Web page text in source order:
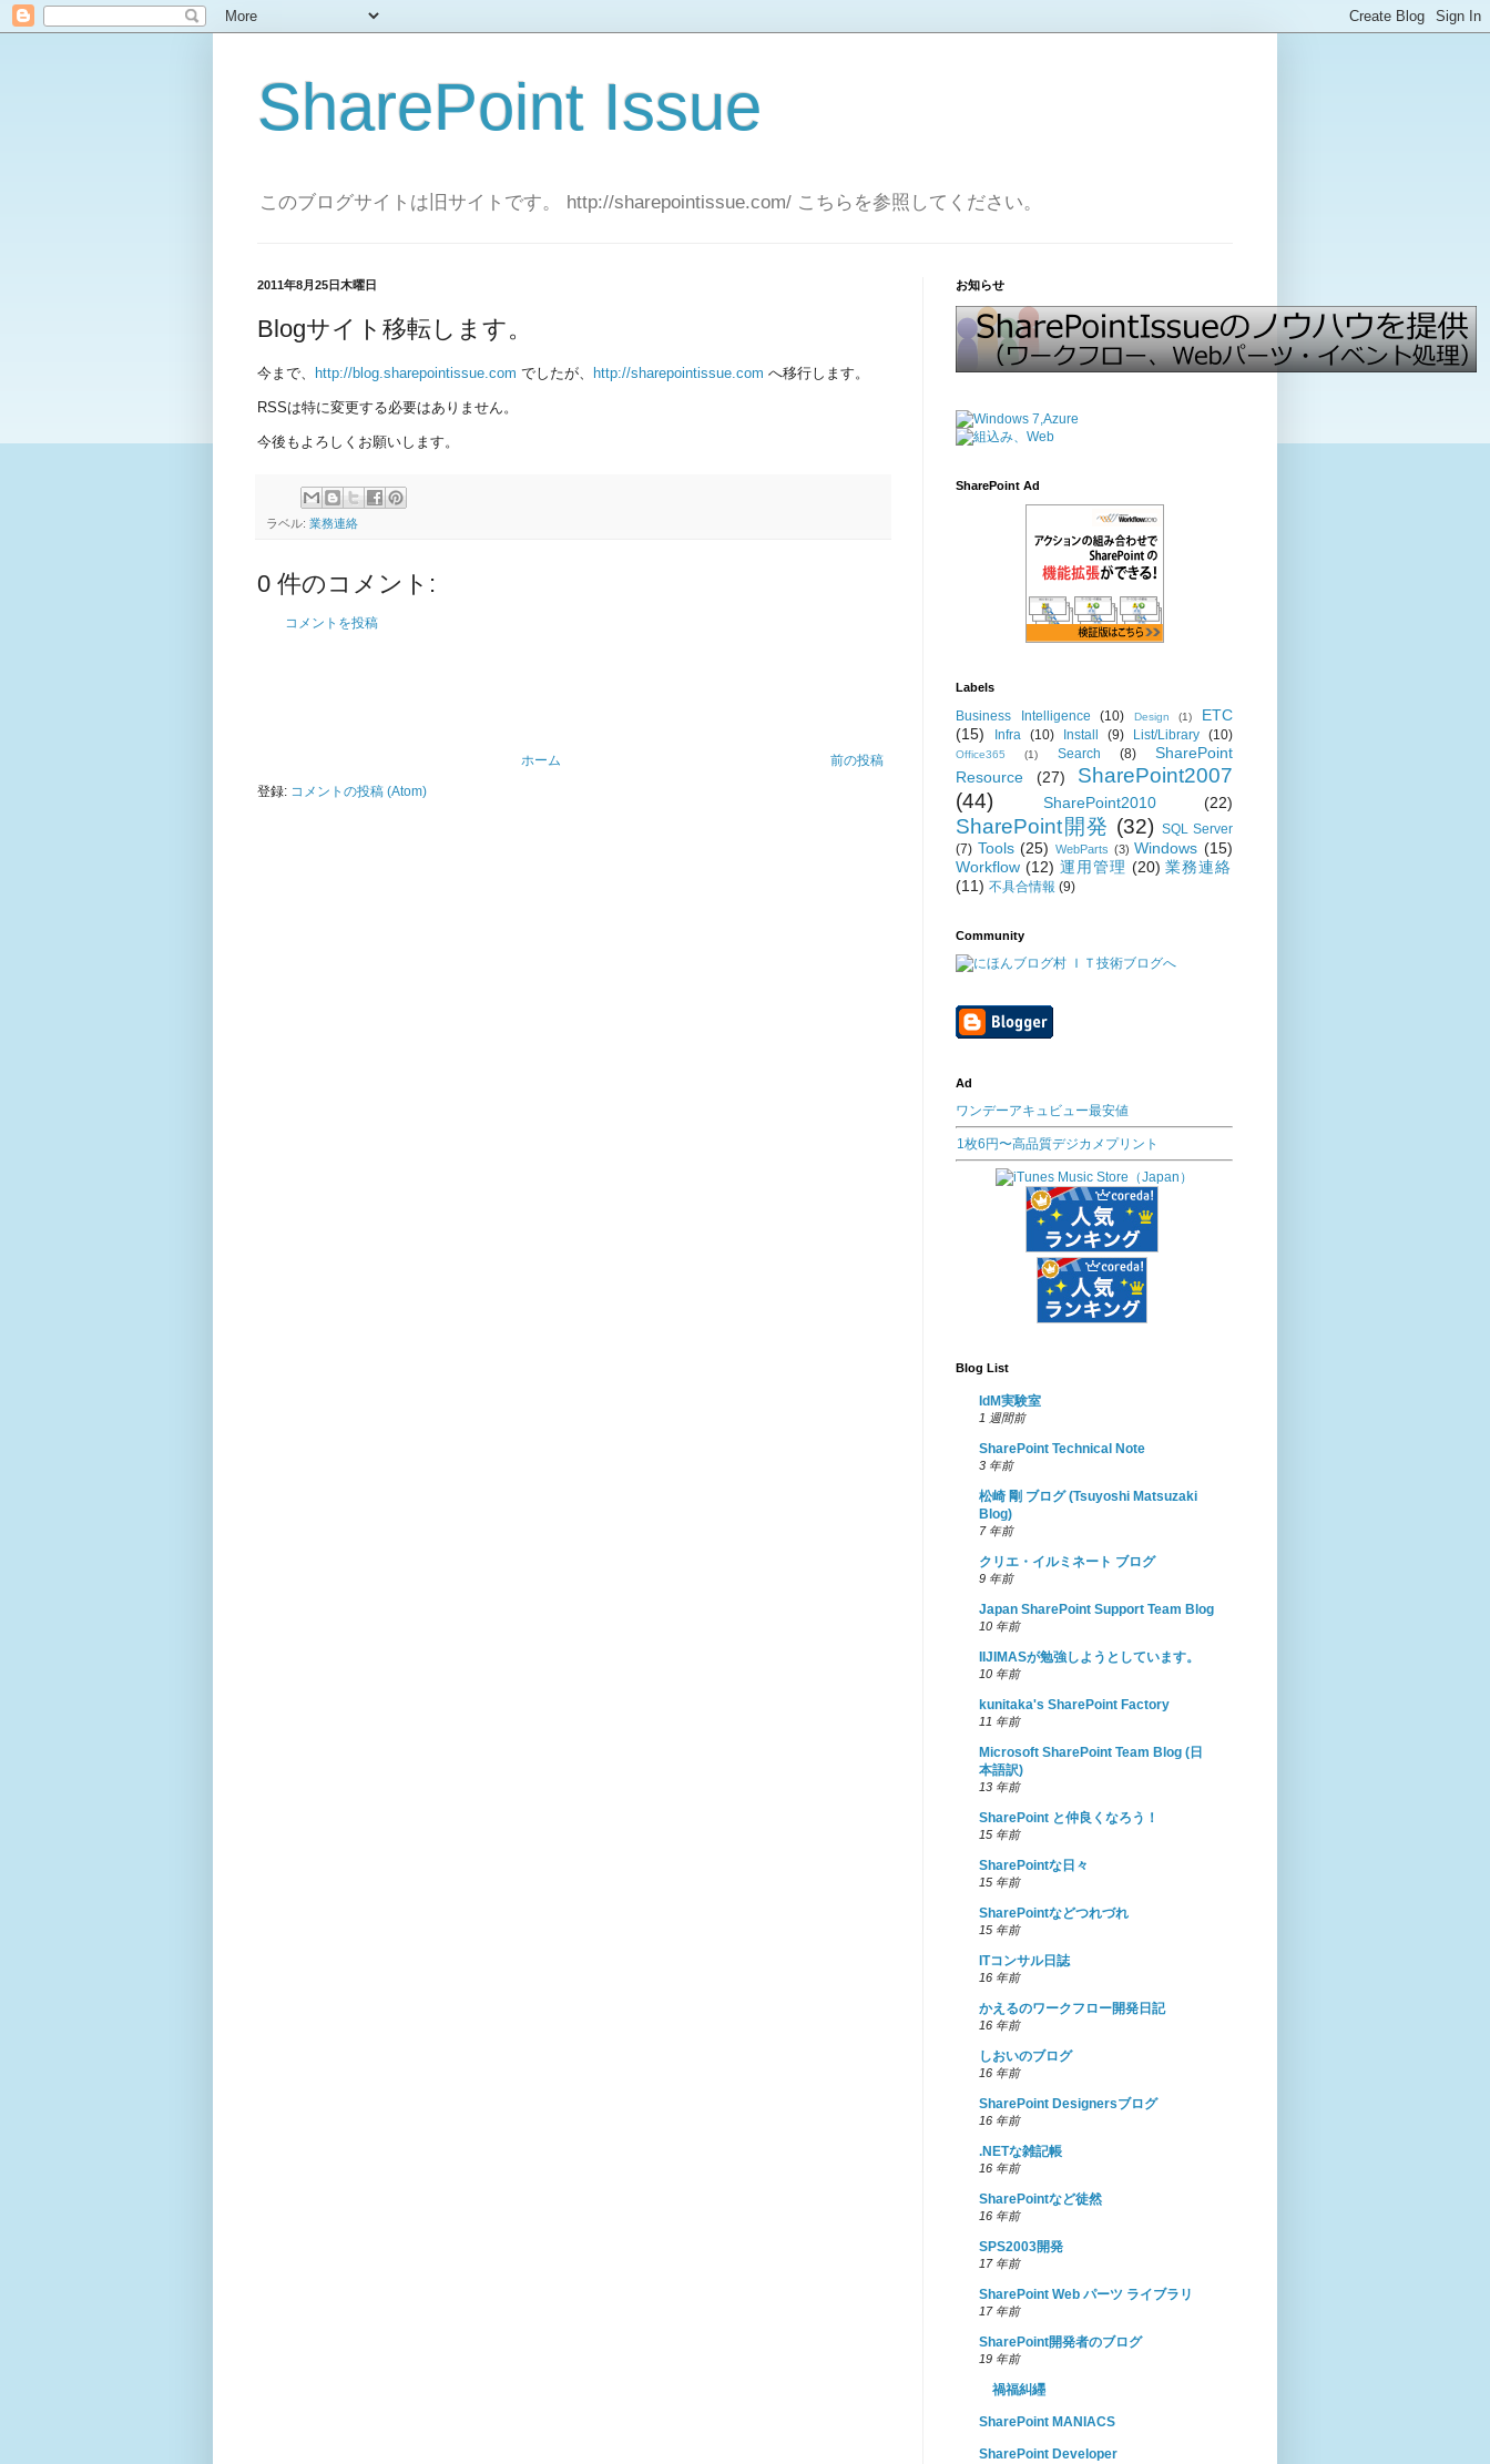
SharePoint Issue
このブログサイトは旧サイトです。 http://sharepointissue.com/ こちらを参照してください。
2011年8月25日木曜日
Blogサイト移転します。
今まで、 http://blog.sharepointissue.com でしたが、 http://sharepointissue.com へ移行します。
RSSは特に変更する必要はありません。
今後もよろしくお願いします。
ラベル: 業務連絡
0 件のコメント:
コメントを投稿
前の投稿
ホーム
登録: コメントの投稿 (Atom)
お知らせ
SharePoint Ad
Labels
Business Intelligence (10) Design (1)
ETC
(15)
Infra (10) Install (9) List/Library (10)
Office365 (1) Search (8)
SharePoint
Resource
(27)
SharePoint2007
(44)
SharePoint2010 (22)
SharePoint開発 (32) SQL Server
(7) Tools (25) WebParts (3) Windows (15)
Workflow (12) 運用管理 (20) 業務連絡
(11) 不具合情報 (9)
Community
Ad
ワンデーアキュビュー最安値
1枚6円〜高品質デジカメプリント
Blog List
IdM実験室
1 週間前
SharePoint Technical Note
3 年前
松崎 剛 ブログ (Tsuyoshi Matsuzaki
Blog)
7 年前
クリエ・イルミネート ブログ
9 年前
Japan SharePoint Support Team Blog
10 年前
IIJIMASが勉強しようとしています。
10 年前
kunitaka's SharePoint Factory
11 年前
Microsoft SharePoint Team Blog (日
本語訳)
13 年前
SharePoint と仲良くなろう！
15 年前
SharePointな日々
15 年前
SharePointなどつれづれ
15 年前
ITコンサル日誌
16 年前
かえるのワークフロー開発日記
16 年前
しおいのブログ
16 年前
SharePoint Designersブログ
16 年前
.NETな雑記帳
16 年前
SharePointなど徒然
16 年前
SPS2003開発
17 年前
SharePoint Web パーツ ライブラリ
17 年前
SharePoint開発者のブログ
19 年前
禍福糾纆
SharePoint MANIACS
SharePoint Developer